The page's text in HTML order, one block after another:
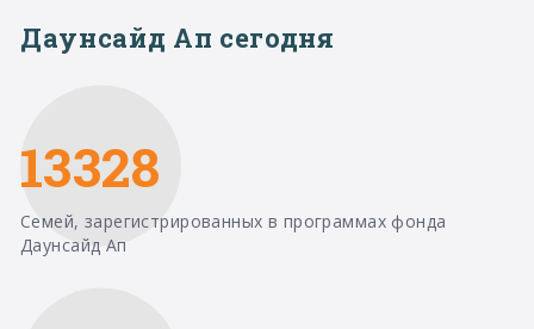
Даунсайд Ап сегодня
13328
Семей, зарегистрированных в программах фонда
Даунсайд Ап